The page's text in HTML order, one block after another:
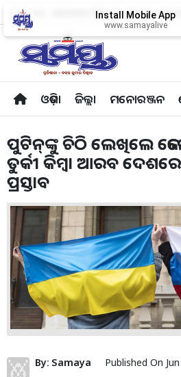
About Us Advertise With Us Career
ଓଡ଼ିଶା ଜିଲ୍ଲା ମନୋରଞ୍ଜନ
Install Mobile App
www.samayalive
ପୁଟିନ୍‌ଙ୍କୁ ଚିଠି ଲେଖିଲେ
ତୁର୍କୀ କିମ୍ବା ଆରବ
ପ୍ରସ୍ତାବ
By: Samaya
Published On